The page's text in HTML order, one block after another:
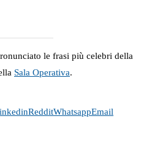
le frasi più celebri della
Sala Operativa.
RedditWhatsappEmail